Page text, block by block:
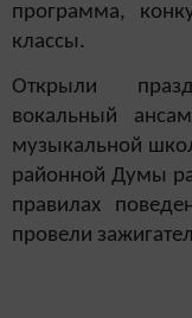
программа,
классы.
Открыли
вокальный
музыкальной
районной Думы
правилах
провели